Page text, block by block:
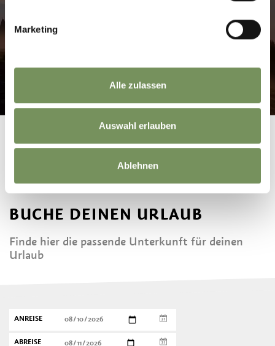
Marketing
Alle zulassen
Auswahl erlauben
Ablehnen
BUCHE DEINEN URLAUB
Finde hier die passende Unterkunft für deinen
Urlaub
ANREISE
ABREISE